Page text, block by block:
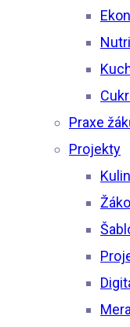
Praxe
Projekty